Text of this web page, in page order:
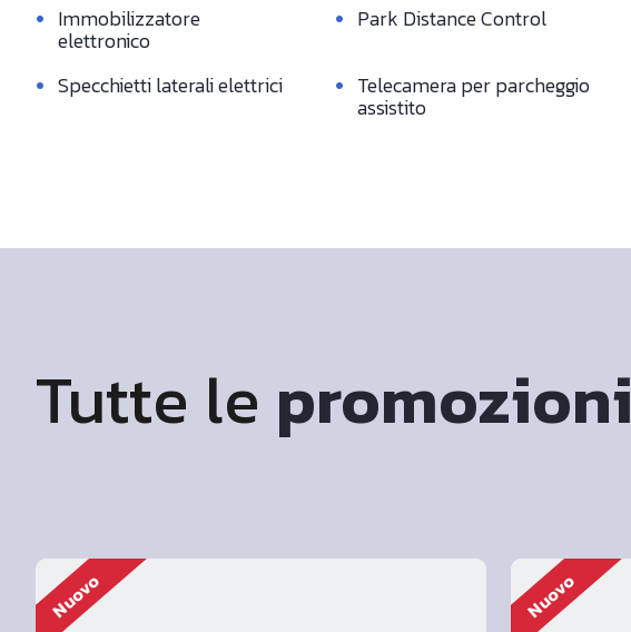
• Immobilizzatore
elettronico
• Park Distance Control
• Specchietti laterali elettrici • Telecamera per parcheggio
assistito
Tutte le promozioni
Nuovo Nuovo